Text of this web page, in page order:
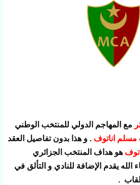
مع المهاجم الدولي للمنتخب الوطني
مسلم اناتوف . و هذا بدون تفاصيل العقد
هو هداف المنتخب الجزائري
. ان شاء الله يقدم الإضافة للنادي و التألق في
.